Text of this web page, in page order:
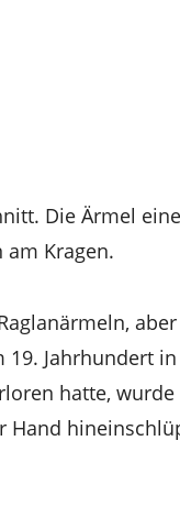
Die Ärmel
Kragen.
aber
19. Jahrhundert in
hatte, wurde
Hand